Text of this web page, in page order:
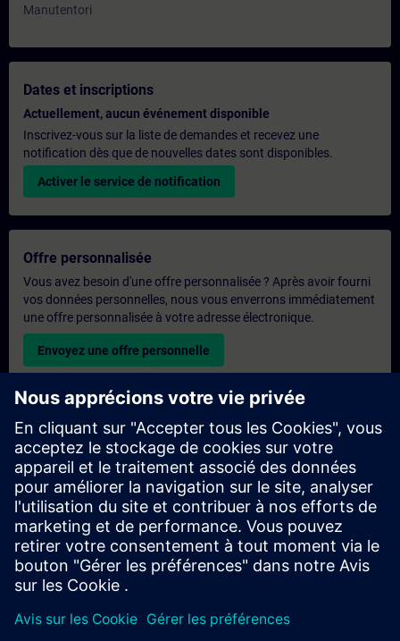
Manutentori
Dates et inscriptions
Actuellement, aucun événement disponible
Inscrivez-vous sur la liste de demandes et recevez une
notification dès que de nouvelles dates sont disponibles.
Activer le service de notification
Offre personnalisée
Vous avez besoin d'une offre personnalisée ? Après avoir fourni
vos données personnelles, nous vous enverrons immédiatement
une offre personnalisée à votre adresse électronique.
Envoyez une offre personnelle
Demande de formation exclusive
Veuillez remplir le formulaire ci-dessous si vous souhaitez
obtenir un devis pour une formation exclusive, que ce soit sur
site, en ligne ou dans notre centre de formation SITRAIN. Ce
type de demande convient aux groupes plus importants (6
personnes ou plus). Après avoir fourni vos coordonnées et vos
besoins en matière de formation, vous recevrez un devis de
notre part.
Demander un devis exclusif